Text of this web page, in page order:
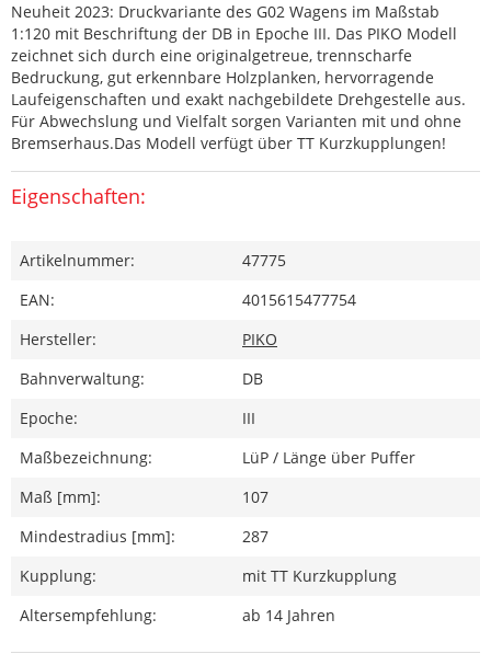
Neuheit 2023: Druckvariante des G02 Wagens im Maßstab
1:120 mit Beschriftung der DB in Epoche III. Das PIKO Modell
zeichnet sich durch eine originalgetreue, trennscharfe
Bedruckung, gut erkennbare Holzplanken, hervorragende
Laufeigenschaften und exakt nachgebildete Drehgestelle aus.
Für Abwechslung und Vielfalt sorgen Varianten mit und ohne
Bremserhaus.Das Modell verfügt über TT Kurzkupplungen!
Eigenschaften:
Artikelnummer:
47775
EAN:
4015615477754
Hersteller:
PIKO
Bahnverwaltung:
DB
Epoche:
III
Maßbezeichnung:
LüP / Länge über Puffer
Maß [mm]:
107
Mindestradius [mm]:
287
Kupplung:
mit TT Kurzkupplung
Altersempfehlung:
ab 14 Jahren